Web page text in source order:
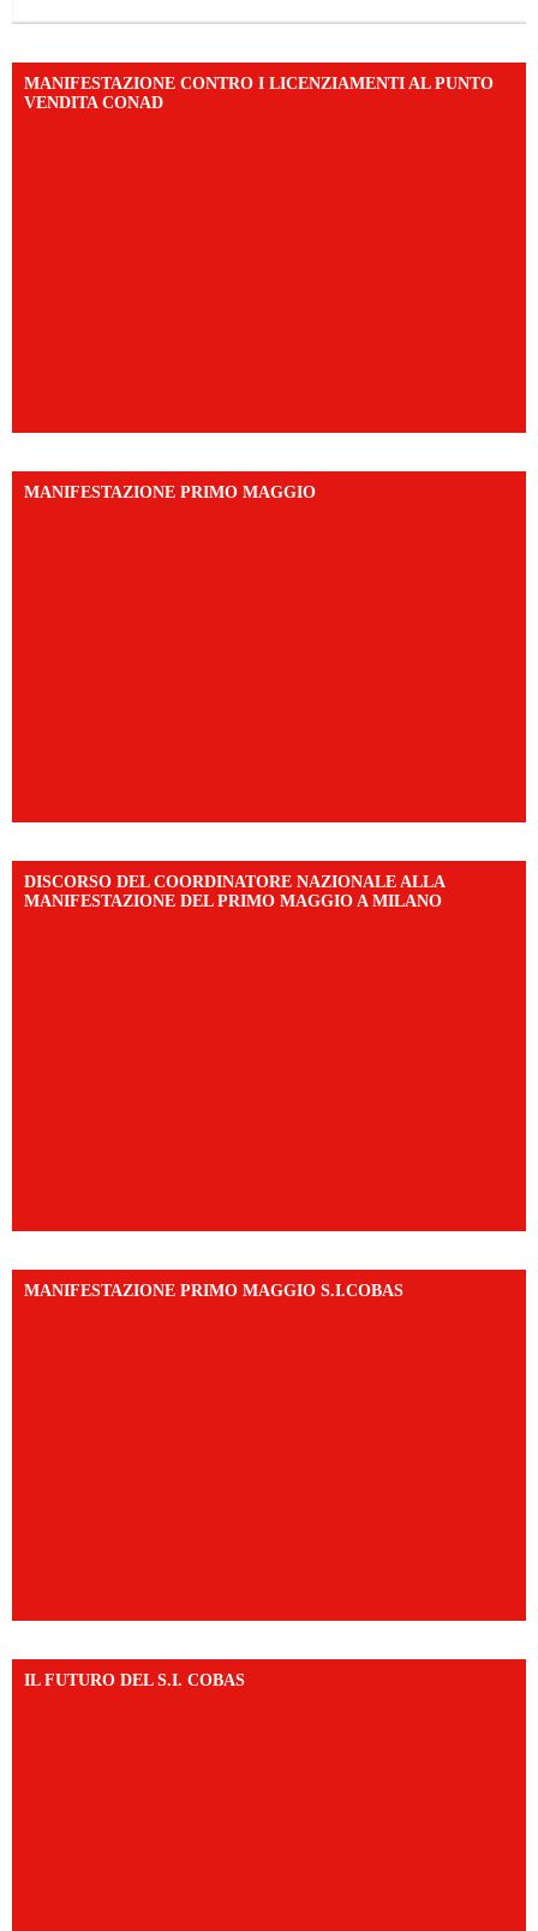
MANIFESTAZIONE CONTRO I LICENZIAMENTI AL PUNTO
VENDITA CONAD
MANIFESTAZIONE PRIMO MAGGIO
DISCORSO DEL COORDINATORE NAZIONALE ALLA
MANIFESTAZIONE DEL PRIMO MAGGIO A MILANO
MANIFESTAZIONE PRIMO MAGGIO S.I.COBAS
IL FUTURO DEL S.I. COBAS